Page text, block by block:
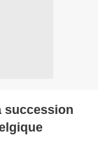
succession